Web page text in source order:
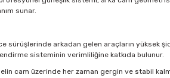
sunar.
sürüşlerinde arkadan gelen araçların yüksek
sisteminin verimliliğine katkıda bulunur.
cam üzerinde her zaman gergin ve stabil